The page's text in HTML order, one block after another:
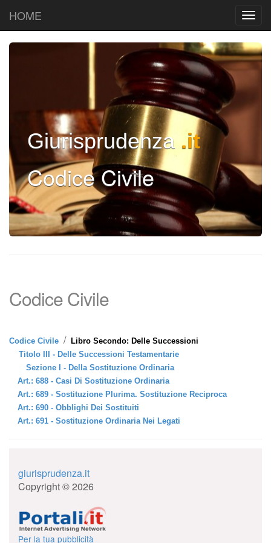
HOME
Giurisprudenza .it
Codice Civile
Codice Civile
Codice Civile / Libro Secondo: Delle Successioni
Titolo III - Delle Successioni Testamentarie
Sezione I - Della Sostituzione Ordinaria
Art.: 688 - Casi Di Sostituzione Ordinaria
Art.: 689 - Sostituzione Plurima. Sostituzione Reciproca
Art.: 690 - Obblighi Dei Sostituiti
Art.: 691 - Sostituzione Ordinaria Nei Legati
giurisprudenza.it
Copyright © 2026
Per la tua pubblicità